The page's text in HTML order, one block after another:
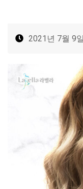
2021년 7월 9일